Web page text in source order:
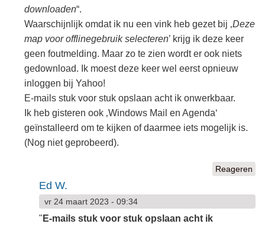
downloaden“.
Waarschijnlijk omdat ik nu een vink heb gezet bij ‚Deze
map voor offlinegebruik selecteren’ krijg ik deze keer
geen foutmelding. Maar zo te zien wordt er ook niets
gedownload. Ik moest deze keer wel eerst opnieuw
inloggen bij Yahoo!
E-mails stuk voor stuk opslaan acht ik onwerkbaar.
Ik heb gisteren ook ‚Windows Mail en Agenda‘
geïnstalleerd om te kijken of daarmee iets mogelijk is.
(Nog niet geprobeerd).
Reageren
Ed W.
vr 24 maart 2023 - 09:34
" E-mails stuk voor stuk opslaan acht ik